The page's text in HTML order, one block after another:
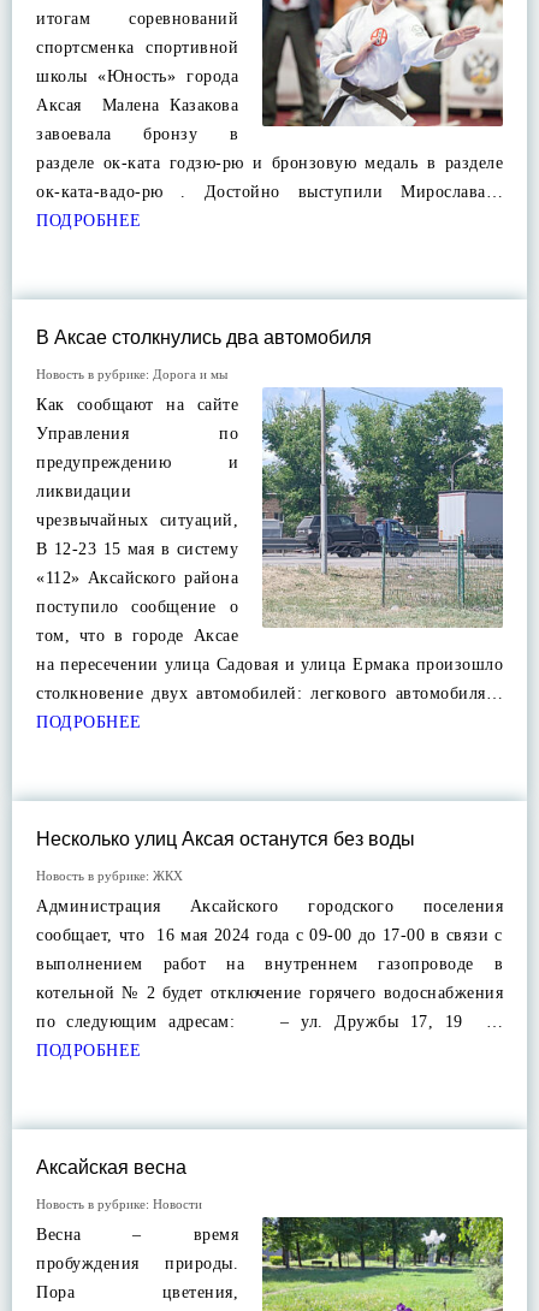
итогам соревнований
спортсменка спортивной
школы «Юность» города
Аксая Малена Казакова
завоевала бронзу в
разделе ок-ката годзю-рю и бронзовую медаль в разделе
ок-ката-вадо-рю . Достойно выступили Мирослава…
ПОДРОБНЕЕ
В Аксае столкнулись два автомобиля
Новость в рубрике: Дорога и мы
Как сообщают на сайте
Управления по
предупреждению и
ликвидации
чрезвычайных ситуаций,
В 12-23 15 мая в систему
«112» Аксайского района
поступило сообщение о
том, что в городе Аксае
на пересечении улица Садовая и улица Ермака произошло
столкновение двух автомобилей: легкового автомобиля…
ПОДРОБНЕЕ
Несколько улиц Аксая останутся без воды
Новость в рубрике: ЖКХ
Администрация Аксайского городского поселения
сообщает, что 16 мая 2024 года с 09-00 до 17-00 в связи с
выполнением работ на внутреннем газопроводе в
котельной № 2 будет отключение горячего водоснабжения
по следующим адресам: – ул. Дружбы 17, 19 …
ПОДРОБНЕЕ
Аксайская весна
Новость в рубрике: Новости
Весна – время
пробуждения природы.
Пора цветения,